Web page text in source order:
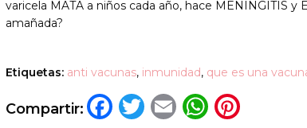
varicela MATA a niños cada año, hace MENINGITIS
amañada?
Etiquetas: anti vacunas, inmunidad, que es una
Compartir: Facebook
Twitter
Email